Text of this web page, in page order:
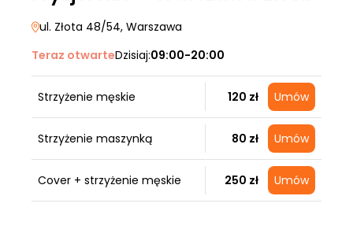
ul. Złota 48/54, Warszawa
Teraz otwarteDzisiaj:09:00-20:00
Strzyżenie męskie 120 zł Umów
Strzyżenie maszynką 80 zł Umów
Cover + strzyżenie męskie 250 zł Umów